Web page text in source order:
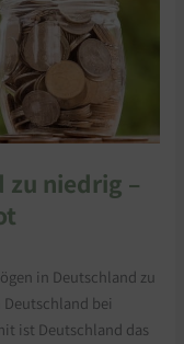
zu niedrig –
in Deutschland zu
bei
ist Deutschland das